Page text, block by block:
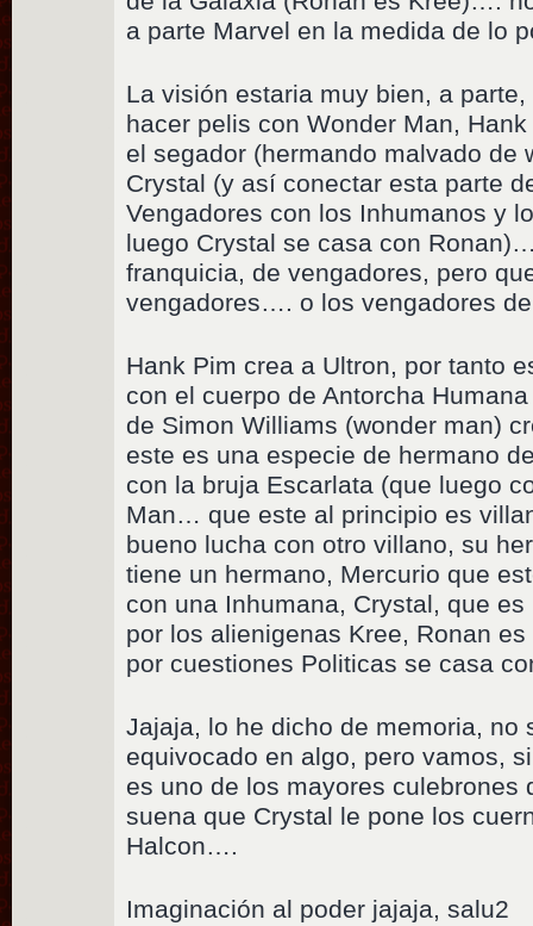
a parte Marvel en la medida de lo
La visión estaria muy bien, a
hacer pelis con Wonder Man,
el segador (hermando malvado de
Crystal (y así conectar esta parte
Vengadores con los Inhumanos y
luego Crystal se casa con
franquicia, de vengadores, pero
vengadores…. o los vengadores
Hank Pim crea a Ultron, por tanto
con el cuerpo de Antorcha
de Simon Williams (wonder man)
este es una especie de hermano
con la bruja Escarlata (que luego
Man… que este al principio es
bueno lucha con otro villano, su
tiene un hermano, Mercurio que
con una Inhumana, Crystal, que
por los alienigenas Kree, Ronan
por cuestiones Politicas se casa
Jajaja, lo he dicho de memoria, no
equivocado en algo, pero vamos,
es uno de los mayores
suena que Crystal le pone los
Halcon….
Imaginación al poder jajaja, salu2